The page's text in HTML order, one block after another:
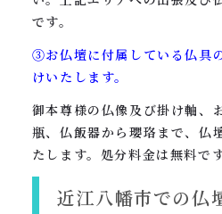
です。
③お仏壇に付属している仏具
けいたします。
御本尊様の仏像及び掛け軸、
瓶、仏飯器から瓔珞まで、仏
たします。処分料金は無料です
近江八幡市での仏